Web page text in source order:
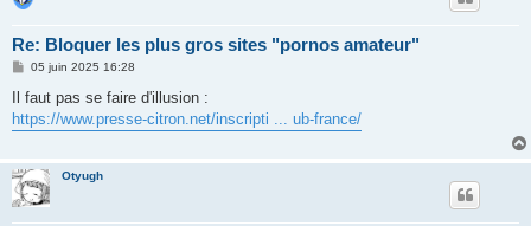
Re: Bloquer les plus gros sites "pornos amateur"
M
s
a
05 juin 2025 16:28
Il faut pas se faire d'illusion :
https://www.presse-citron.net/inscripti ... ub-france/
Otyugh